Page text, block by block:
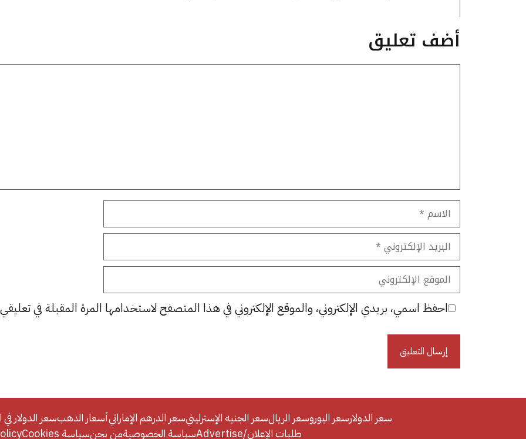
أضف تعليق
الاسم
البريد
الإلكتروني
الموقع
الإلكتروني
احفظ اسمي، بريدي الإلكتروني، والموقع الإلكتروني في هذا المتصفح لاستخدامها المرة المقبلة في
سعر الدولارسعر اليوروسعر الريالسعر الجنيه الإسترلينيسعر الدرهم الإماراتيأسعار الذهبسعر الدولار في
طلبات الإعلان/Advertise
سياسة الخصوصيةمن نحنسياسة Cookies